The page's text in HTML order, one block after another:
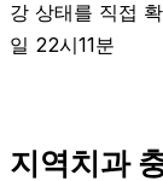
강 상태를 직접
일 22시11분
지역치과